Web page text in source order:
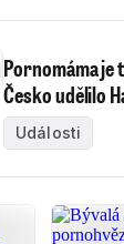
Pornomáma je
Česko udělilo
Události